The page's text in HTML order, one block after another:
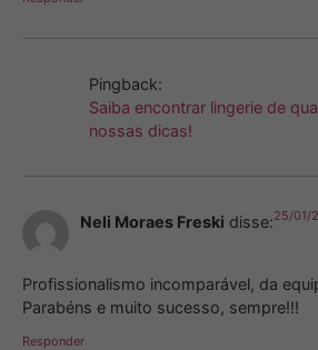
Pingback:
Saiba encontrar lingerie de
nossas dicas!
Neli Moraes Freski disse:25/01/
Profissionalismo incomparável, da
Parabéns e muito sucesso, sempre!!!
Responder